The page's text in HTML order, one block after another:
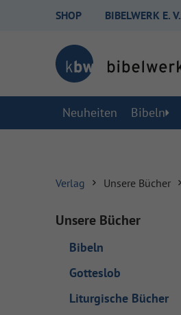
SHOP BIBELWERK E. V.
Neuheiten Bibeln
Verlag Unsere Bücher
Unsere Bücher
Bibeln
Gotteslob
Liturgische Bücher